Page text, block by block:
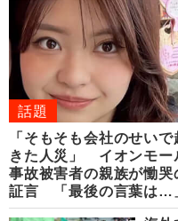
話題
「そもそも会社のせいで
きた人災」 イオンモー
事故被害者の親族が慟哭
証言 「最後の言葉は…